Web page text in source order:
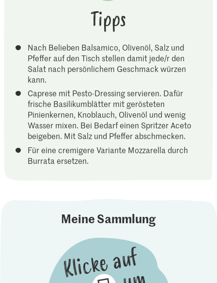
Tipps
Nach Belieben Balsamico, Olivenöl, Salz und
Pfeffer auf den Tisch stellen damit jede/r den
Salat nach persönlichem Geschmack würzen
kann.
Caprese mit Pesto-Dressing servieren. Dafür
frische Basilikumblätter mit gerösteten
Pinienkernen, Knoblauch, Olivenöl und wenig
Wasser mixen. Bei Bedarf einen Spritzer Aceto
beigeben. Mit Salz und Pfeffer abschmecken.
Für eine cremigere Variante Mozzarella durch
Burrata ersetzen.
Meine Sammlung